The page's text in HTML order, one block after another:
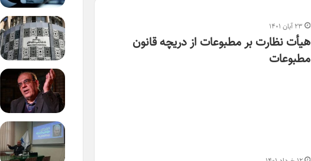
۲۳ آبان ۱۴۰۱
هیأت نظارت بر مطبوعات از دریچه قانون
مطبوعات